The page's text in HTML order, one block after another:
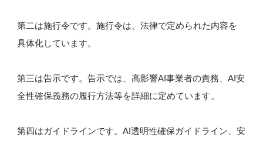
第二は施行令です。施行令は、法律で定められた内容を
具体化しています。
第三は告示です。告示では、高影響AI事業者の責務、AI安
全性確保義務の履行方法等を詳細に定めています。
第四はガイドラインです。AI透明性確保ガイドライン、安